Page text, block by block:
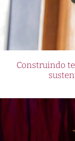
Construindo